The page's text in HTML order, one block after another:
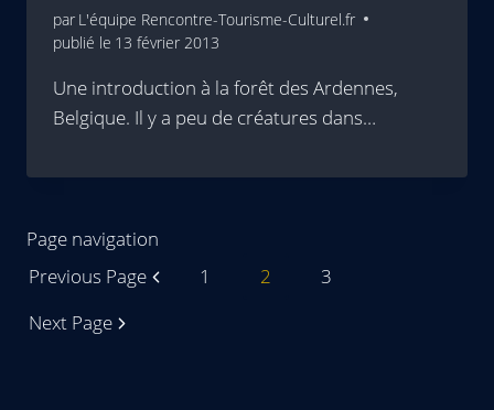
par L'équipe Rencontre-Tourisme-Culturel.fr
publié le 13 février 2013
Une introduction à la forêt des Ardennes,
Belgique. Il y a peu de créatures dans…
Page navigation
Previous Page
1 2
3
Next Page